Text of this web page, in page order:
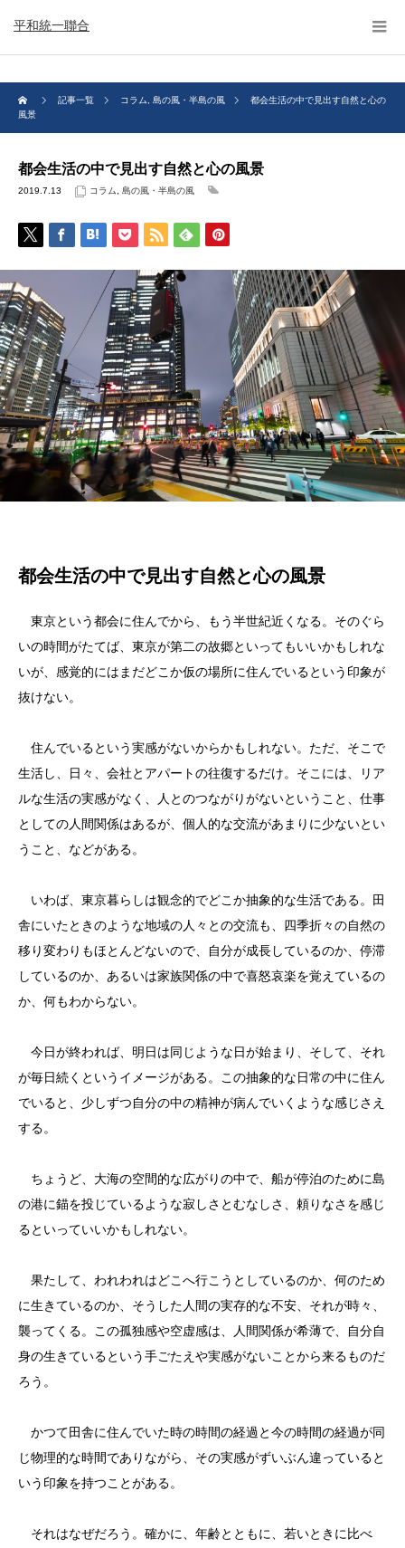
平和統一聯合
記事一覧 コラム 島の風・半島の風
都会生活の中で見出す自然と心の
風景
都会生活の中で見出す自然と心の風景
2019.7.13 コラム 島の風・半島の風
都会生活の中で見出す自然と心の風景
東京という都会に住んでから、もう半世紀近くなる。そのぐら
いの時間がたてば、東京が第二の故郷といってもいいかもしれな
いが、感覚的にはまだどこか仮の場所に住んでいるという印象が
抜けない。
住んでいるという実感がないからかもしれない。ただ、そこで
生活し、日々、会社とアパートの往復するだけ。そこには、リア
ルな生活の実感がなく、人とのつながりがないということ、仕事
としての人間関係はあるが、個人的な交流があまりに少ないとい
うこと、などがある。
いわば、東京暮らしは観念的でどこか抽象的な生活である。田
舎にいたときのような地域の人々との交流も、四季折々の自然の
移り変わりもほとんどないので、自分が成長しているのか、停滞
しているのか、あるいは家族関係の中で喜怒哀楽を覚えているの
か、何もわからない。
今日が終われば、明日は同じような日が始まり、そして、それ
が毎日続くというイメージがある。この抽象的な日常の中に住ん
でいると、少しずつ自分の中の精神が病んでいくような感じさえ
する。
ちょうど、大海の空間的な広がりの中で、船が停泊のために島
の港に錨を投じているような寂しさとむなしさ、頼りなさを感じ
るといっていいかもしれない。
果たして、われわれはどこへ行こうとしているのか、何のため
に生きているのか、そうした人間の実存的な不安、それが時々、
襲ってくる。この孤独感や空虚感は、人間関係が希薄で、自分自
身の生きているという手ごたえや実感がないことから来るものだ
ろう。
かつて田舎に住んでいた時の時間の経過と今の時間の経過が同
じ物理的な時間でありながら、その実感がずいぶん違っていると
いう印象を持つことがある。
それはなぜだろう。確かに、年齢とともに、若いときに比べ